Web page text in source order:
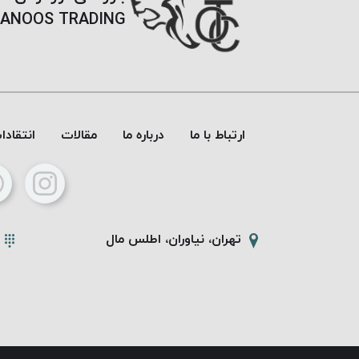
TRADING
ارتباط با ما درباره ما مقالات
تهران، نیاوران، اطلس مال